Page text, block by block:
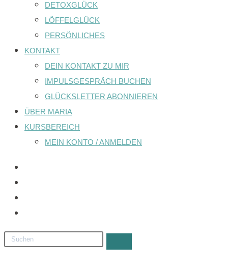
DETOXGLÜCK
LÖFFELGLÜCK
PERSÖNLICHES
KONTAKT
DEIN KONTAKT ZU MIR
IMPULSGESPRÄCH BUCHEN
GLÜCKSLETTER ABONNIEREN
ÜBER MARIA
KURSBEREICH
MEIN KONTO / ANMELDEN